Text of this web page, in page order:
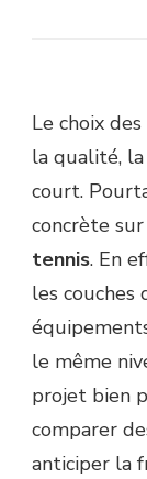
Le choix
la qualité,
court.
concrète
tennis. En
les
le même
projet bien
comparer
anticiper la